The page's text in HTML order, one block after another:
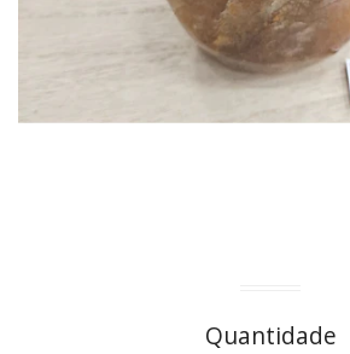
Quantidade